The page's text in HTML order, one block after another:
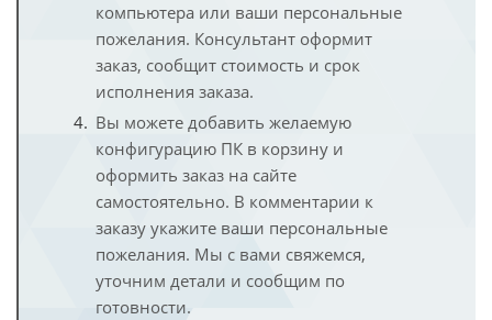
компьютера или ваши персональные
пожелания. Консультант оформит
заказ, сообщит стоимость и срок
исполнения заказа.
Вы можете добавить желаемую
конфигурацию ПК в корзину и
оформить заказ на сайте
самостоятельно. В комментарии к
заказу укажите ваши персональные
пожелания. Мы с вами свяжемся,
уточним детали и сообщим по
готовности.